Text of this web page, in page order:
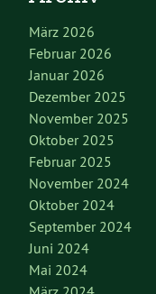
März 2026
Februar 2026
Januar 2026
Dezember 2025
November 2025
Oktober 2025
Februar 2025
November 2024
Oktober 2024
September 2024
Juni 2024
Mai 2024